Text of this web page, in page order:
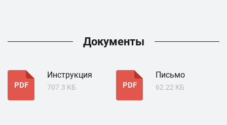
Документы
PDF
Инструкция
707.3 КБ PDF
Письмо
62.22 КБ